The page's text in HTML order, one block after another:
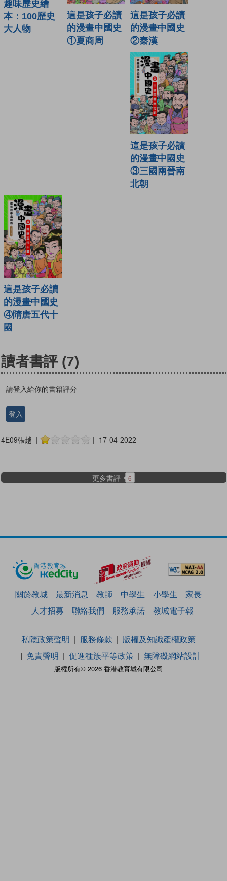
趣味歷史繪
本：100歷史
大人物
這是孩子必讀
的漫畫中國史
①夏商周
這是孩子必讀
的漫畫中國史
②秦漢
這是孩子必讀
的漫畫中國史
③三國兩晉南
北朝
這是孩子必讀
的漫畫中國史
④隋唐五代十
國
讀者書評 (7)
請登入給你的書籍評分
登入
4E09張越 | | 17-04-2022
更多書評 6
關於教城 最新消息 教師 中學生 小學生
家長
人才招募
聯絡我們 服務承諾 教城電子報
版權所有© 2026 香港教育城有限公司
私隱政策聲明 服務條款
版權及知識產權政策
免責聲明
促進種族平等政策 無障礙網站設計